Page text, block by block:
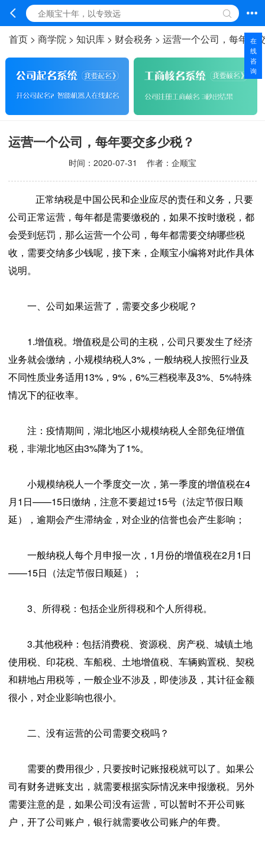
首页 > 商学院 > 知识库 > 财会税务 > 运营一个公司，每年要
运营一个公司，每年要交多少税？
时间： 2020-07-31 作者：企顺宝
正常纳税是中国公民和企业应尽的责任和义务，只要
公司正常运营，每年都是需要缴税的，如果不按时缴税，都
会受到惩罚，那么运营一个公司，每年都需要交纳哪些税
收，需要交纳多少钱呢，接下来，企顺宝小编将对此作具体
说明。
一、公司如果运营了，需要交多少税呢？
1.增值税。增值税是公司的主税，公司只要发生了经济
业务就会缴纳， 小规模纳税人3%，一般纳税人按照行业及
不同性质业务适用13%，9%，6%三档税率及3%、5%特殊
情况下的征收率。
注：疫情期间，湖北地区小规模纳税人全部免征增值
税，非湖北地区由3%降为了1%。
小规模纳税人一个季度交一次，第一季度的增值税在4
月1日——15日缴纳，注意不要超过15号（法定节假日顺
延），逾期会产生滞纳金，对企业的信誉也会产生影响；
一般纳税人每个月申报一次，1月份的增值税在2月1日
——15日（法定节假日顺延）；
3、所得税：包括企业所得税和个人所得税。
3.其他税种：包括消费税、资源税、房产税、城镇土地
使用税、印花税、车船税、土地增值税、车辆购置税、契税
和耕地占用税等，一般企业不涉及，即使涉及，其计征金额
很小，对企业影响也很小。
二、没有运营的公司需要交税吗？
需要的费用很少，只要按时记账报税就可以了。如果公
司有财务进账支出，就需要根据实际情况来申报缴税。另外
需要注意的是，如果公司没有运营，可以暂时不开公司账
户，开了公司账户，银行就需要收公司账户的年费。
在
线
咨
询